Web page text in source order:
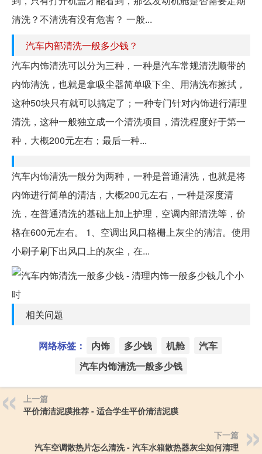
清洗？不清洗有没有危害？ 一般...
汽车内部清洗一般多少钱？
汽车内饰清洗可以分为三种，一种是汽车常规清洗顺带的
内饰清洗，也就是拿吸尘器简单吸下尘、用清洗布擦拭，
这种50块只有就可以搞定了；一种专门针对内饰进行清理
清洗，这种一般独立成一个清洗项目，清洗程度好于第一
种，大概200元左右；最后一种...
汽车内饰清洗一般分为两种，一种是普通清洗，也就是将
内饰进行简单的清洁，大概200元左右，一种是深度清
洗，在普通清洗的基础上加上护理，空调内部清洗等，价
格在600元左右。 1、空调出风口格栅上灰尘的清洁。使用
小刷子刷下出风口上的灰尘，在...
相关问题
网络标签： 内饰 多少钱 机舱
汽车
汽车内饰清洗一般多少钱
上一篇
平价清洁泥膜推荐 - 适合学生平价清洁泥膜
下一篇
汽车空调散热片怎么清洗 - 汽车水箱散热器灰尘如何清理